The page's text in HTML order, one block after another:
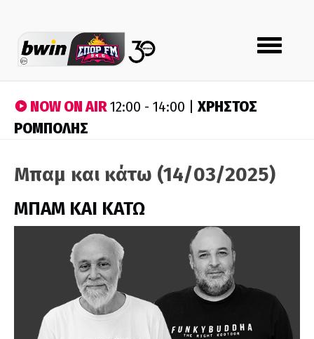
Toggle
navigation
NOW ON AIR12:00 - 14:00 | ΧΡΗΣΤΟΣ
ΡΟΜΠΟΛΗΣ
Μπαμ και κάτω (14/03/2025)
ΜΠΑΜ ΚΑΙ ΚΑΤΩ